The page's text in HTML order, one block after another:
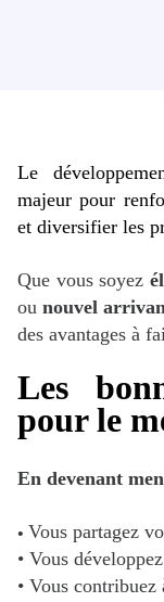
Le
majeur pour
et diversifier les
Que vous soyez
ounouvel
des avantages à
Les
pour le
En devenant
• Vous partagez
• Vous
• Vous